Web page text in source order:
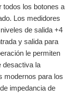
todos los botones a
Los medidores
de salida +4
y salida para
le permiten
desactiva la
modernos para los
impedancia de